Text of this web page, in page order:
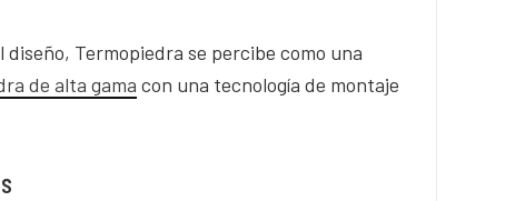
Termopiedra se percibe como una
de alta gama con una tecnología de montaje